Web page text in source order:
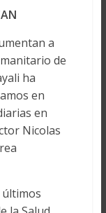
a
de
ha
en
en
Nicolas